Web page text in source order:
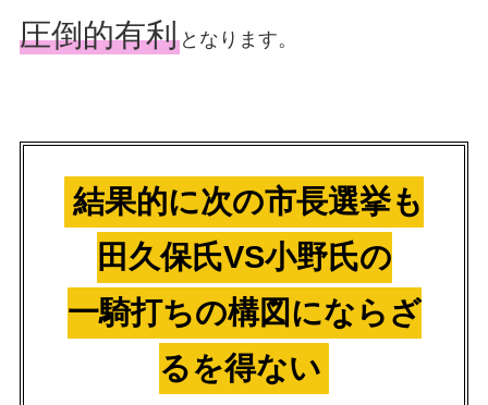
圧倒的有利となります。
結果的に次の市長選挙も
田久保氏VS小野氏の
一騎打ちの構図にならざ
るを得ない